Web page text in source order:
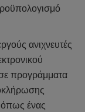
ανιχνευτές
προγράμματα
όπως ένας